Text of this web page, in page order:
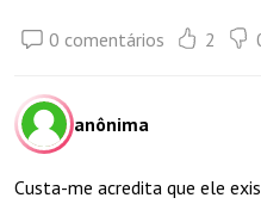
0 comentários 2
anônima
Custa-me acredita que ele